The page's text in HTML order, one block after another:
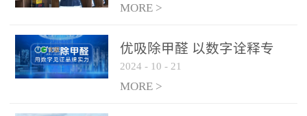
MORE >
优吸除甲醛 以数字诠释专
业，尽显除醛品牌实力！
2024 - 10 - 21
MORE >